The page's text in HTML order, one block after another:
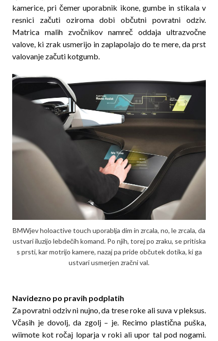
kamerice, pri čemer uporabnik ikone, gumbe in stikala v
resnici začuti oziroma dobi občutni povratni odziv.
Matrica malih zvočnikov namreč oddaja ultrazvočne
valove, ki zrak usmerijo in zaplapolajo do te mere, da prst
valovanje začuti kotgumb.
BMWjev holoactive touch uporablja dim in zrcala, no, le zrcala, da
ustvari iluzijo lebdečih komand. Po njih, torej po zraku, se pritis­ka
s prsti, kar motrijo kamere, nazaj pa pride ob­čutek dotika, ki ga
ustvari usmerjen zračni val.
Navidezno po pravih podplatih
Za povratni odziv ni nujno, da trese roke ali suva v pleksus.
Včasih je dovolj, da zgolj – je. Recimo plastična puška,
wiimote kot ročaj loparja v roki ali upor tal pod nogami.